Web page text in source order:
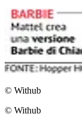
© Withub
© Withub